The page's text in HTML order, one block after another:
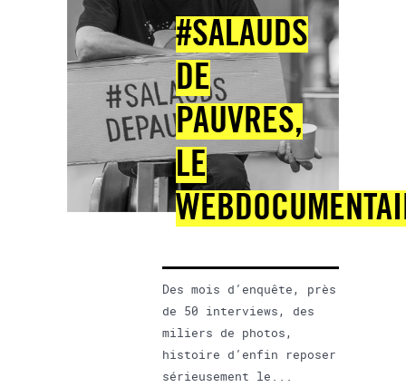
#SALAUDS
DE
PAUVRES,
LE
Des mois d’enquête, près
de 50 interviews, des
miliers de photos,
histoire d’enfin reposer
sérieusement le...